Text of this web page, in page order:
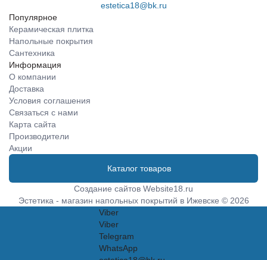
estetica18@bk.ru
Популярное
Керамическая плитка
Напольные покрытия
Сантехника
Информация
О компании
Доставка
Условия соглашения
Связаться с нами
Карта сайта
Производители
Акции
Каталог товаров
Создание сайтов Website18.ru
Эстетика - магазин напольных покрытий в Ижевске © 2026
Viber
Viber
Telegram
WhatsApp